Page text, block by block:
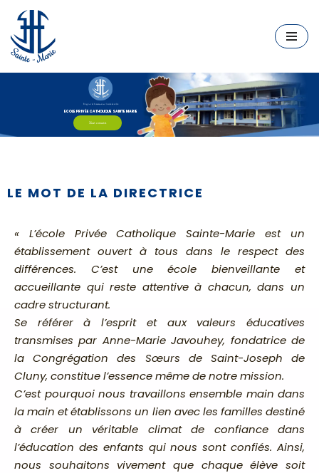
Aller
au
contenu
Nous contacter
ECOLE PRIVÉE CATHOLIQUE SAINTE MARIE
Bonjour et bienvenue sur le site de votre
LE MOT DE LA DIRECTRICE
« L’école Privée Catholique Sainte-Marie est un
établissement ouvert à tous dans le respect des
différences. C’est une école bienveillante et
accueillante qui reste attentive à chacun, dans un
cadre structurant.
Se référer à l’esprit et aux valeurs éducatives
transmises par Anne-Marie Javouhey, fondatrice de
la Congrégation des Sœurs de Saint-Joseph de
Cluny, constitue l’essence même de notre mission.
C’est pourquoi nous travaillons ensemble main dans
la main et établissons un lien avec les familles destiné
à créer un véritable climat de confiance dans
l’éducation des enfants qui nous sont confiés. Ainsi,
nous souhaitons vivement que chaque élève soit